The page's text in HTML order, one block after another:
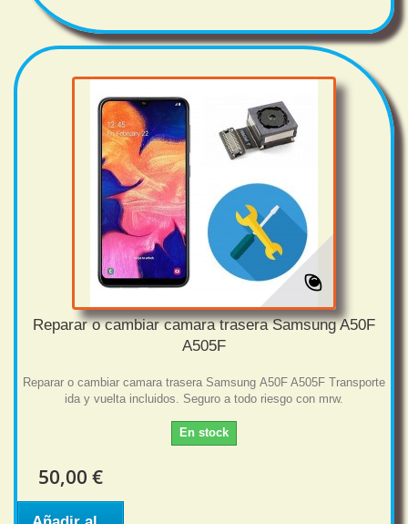
Reparar o cambiar camara trasera Samsung A50F
A505F
Reparar o cambiar camara trasera Samsung A50F A505F Transporte
ida y vuelta incluidos. Seguro a todo riesgo con mrw.
En stock
50,00 €